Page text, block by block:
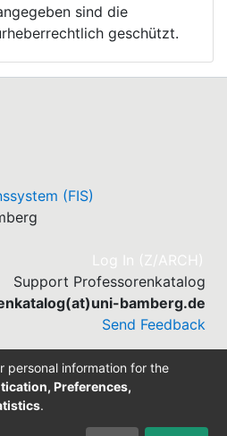
sind die
geschützt.
(FIS)
Log In (Z/ARCH)
Support Professorenkatalog
bamberg.de
Send Feedback
personal information for the
Preferences,
.